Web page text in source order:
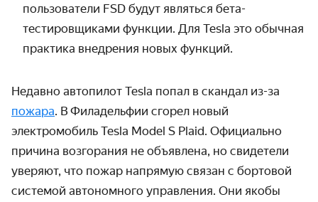
пользователи FSD будут являться бета-
тестировщиками функции. Для Tesla это обычная
практика внедрения новых функций.
Недавно автопилот Tesla попал в скандал из-за
пожара. В Фила­дельфии сгорел новый
электромобиль Tesla Model S Plaid. Официально
причина возгорания не объявлена, но свидетели
уверяют, что пожар напрямую связан с бортовой
системой автономного управления. Они якобы